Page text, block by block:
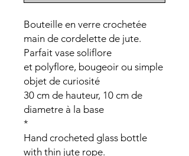
Bouteille en verre crochetée
main de cordelette de jute.
Parfait vase soliflore
et polyflore, bougeoir ou simple
objet de curiosité
30 cm de hauteur, 10 cm de
diametre à la base
*
Hand crocheted glass bottle
with thin jute rope.